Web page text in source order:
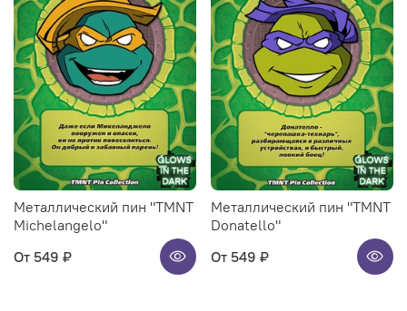
Металлический пин "TMNT
Michelangelo"
От 549 ₽
Металлический пин "TMNT
Donatello"
От 549 ₽